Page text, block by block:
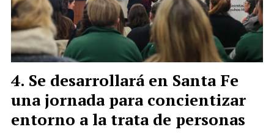
Se desarrollará en Santa Fe
una jornada para concientizar
entorno a la trata de personas